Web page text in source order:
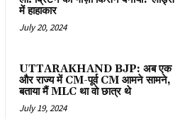
में हाहाकार
July 20, 2024
UTTARAKHAND BJP: अब एक
और राज्य में CM-पूर्व CM आमने सामने,
बताया मैं MLC था वो छात्र थे
July 19, 2024